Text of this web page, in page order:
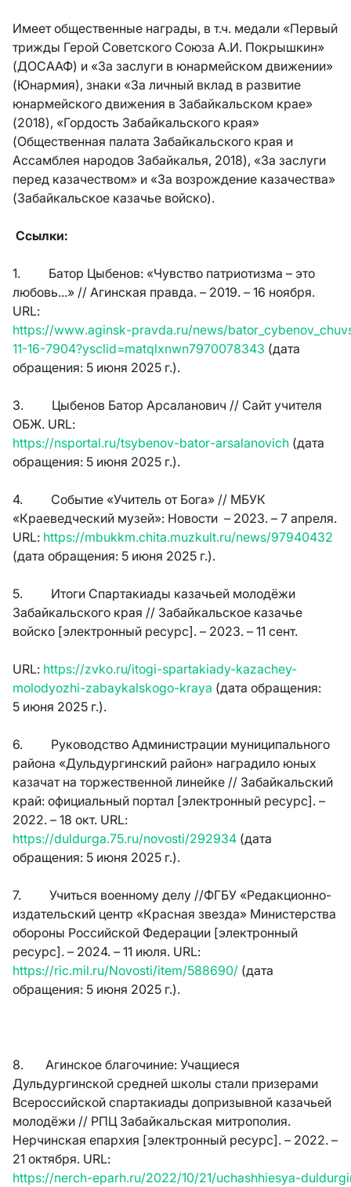
Имеет общественные награды, в т.ч. медали «Первый
трижды Герой Советского Союза А.И. Покрышкин»
(ДОСААФ) и «За заслуги в юнармейском движении»
(Юнармия), знаки «За личный вклад в развитие
юнармейского движения в Забайкальском крае»
(2018), «Гордость Забайкальского края»
(Общественная палата Забайкальского края и
Ассамблея народов Забайкалья, 2018), «За заслуги
перед казачеством» и «За возрождение казачества»
(Забайкальское казачье войско).
Ссылки:
1. Батор Цыбенов: «Чувство патриотизма – это
любовь...» // Агинская правда. – 2019. – 16 ноября.
URL:
https://www.aginsk-pravda.ru/news/bator cybenov
11-16-7904?ysclid=matqlxnwn7970078343 (дата
обращения: 5 июня 2025 г.).
3. Цыбенов Батор Арсаланович // Сайт учителя
ОБЖ. URL:
https://nsportal.ru/tsybenov-bator-arsalanovich (дата
обращения: 5 июня 2025 г.).
4. Событие «Учитель от Бога» // МБУК
«Краеведческий музей»: Новости – 2023. – 7 апреля.
URL: https://mbukkm.chita.muzkult.ru/news/97940432
(дата обращения: 5 июня 2025 г.).
5. Итоги Спартакиады казачьей молодёжи
Забайкальского края // Забайкальское казачье
войско [электронный ресурс]. – 2023. – 11 сент.
URL: https://zvko.ru/itogi-spartakiady-kazachey-
molodyozhi-zabaykalskogo-kraya (дата обращения:
5 июня 2025 г.).
6. Руководство Администрации муниципального
района «Дульдургинский район» наградило юных
казачат на торжественной линейке // Забайкальский
край: официальный портал [электронный ресурс]. –
2022. – 18 окт. URL:
https://duldurga.75.ru/novosti/292934 (дата
обращения: 5 июня 2025 г.).
7. Учиться военному делу //ФГБУ «Редакционно-
издательский центр «Красная звезда» Министерства
обороны Российской Федерации [электронный
ресурс]. – 2024. – 11 июля. URL:
https://ric.mil.ru/Novosti/item/588690/ (дата
обращения: 5 июня 2025 г.).
8. Агинское благочиние: Учащиеся
Дульдургинской средней школы стали призерами
Всероссийской спартакиады допризывной казачьей
молодёжи // РПЦ Забайкальская митрополия.
Нерчинская епархия [электронный ресурс]. – 2022. –
21 октября. URL:
https://nerch-eparh.ru/2022/10/21/uchashhiesya-